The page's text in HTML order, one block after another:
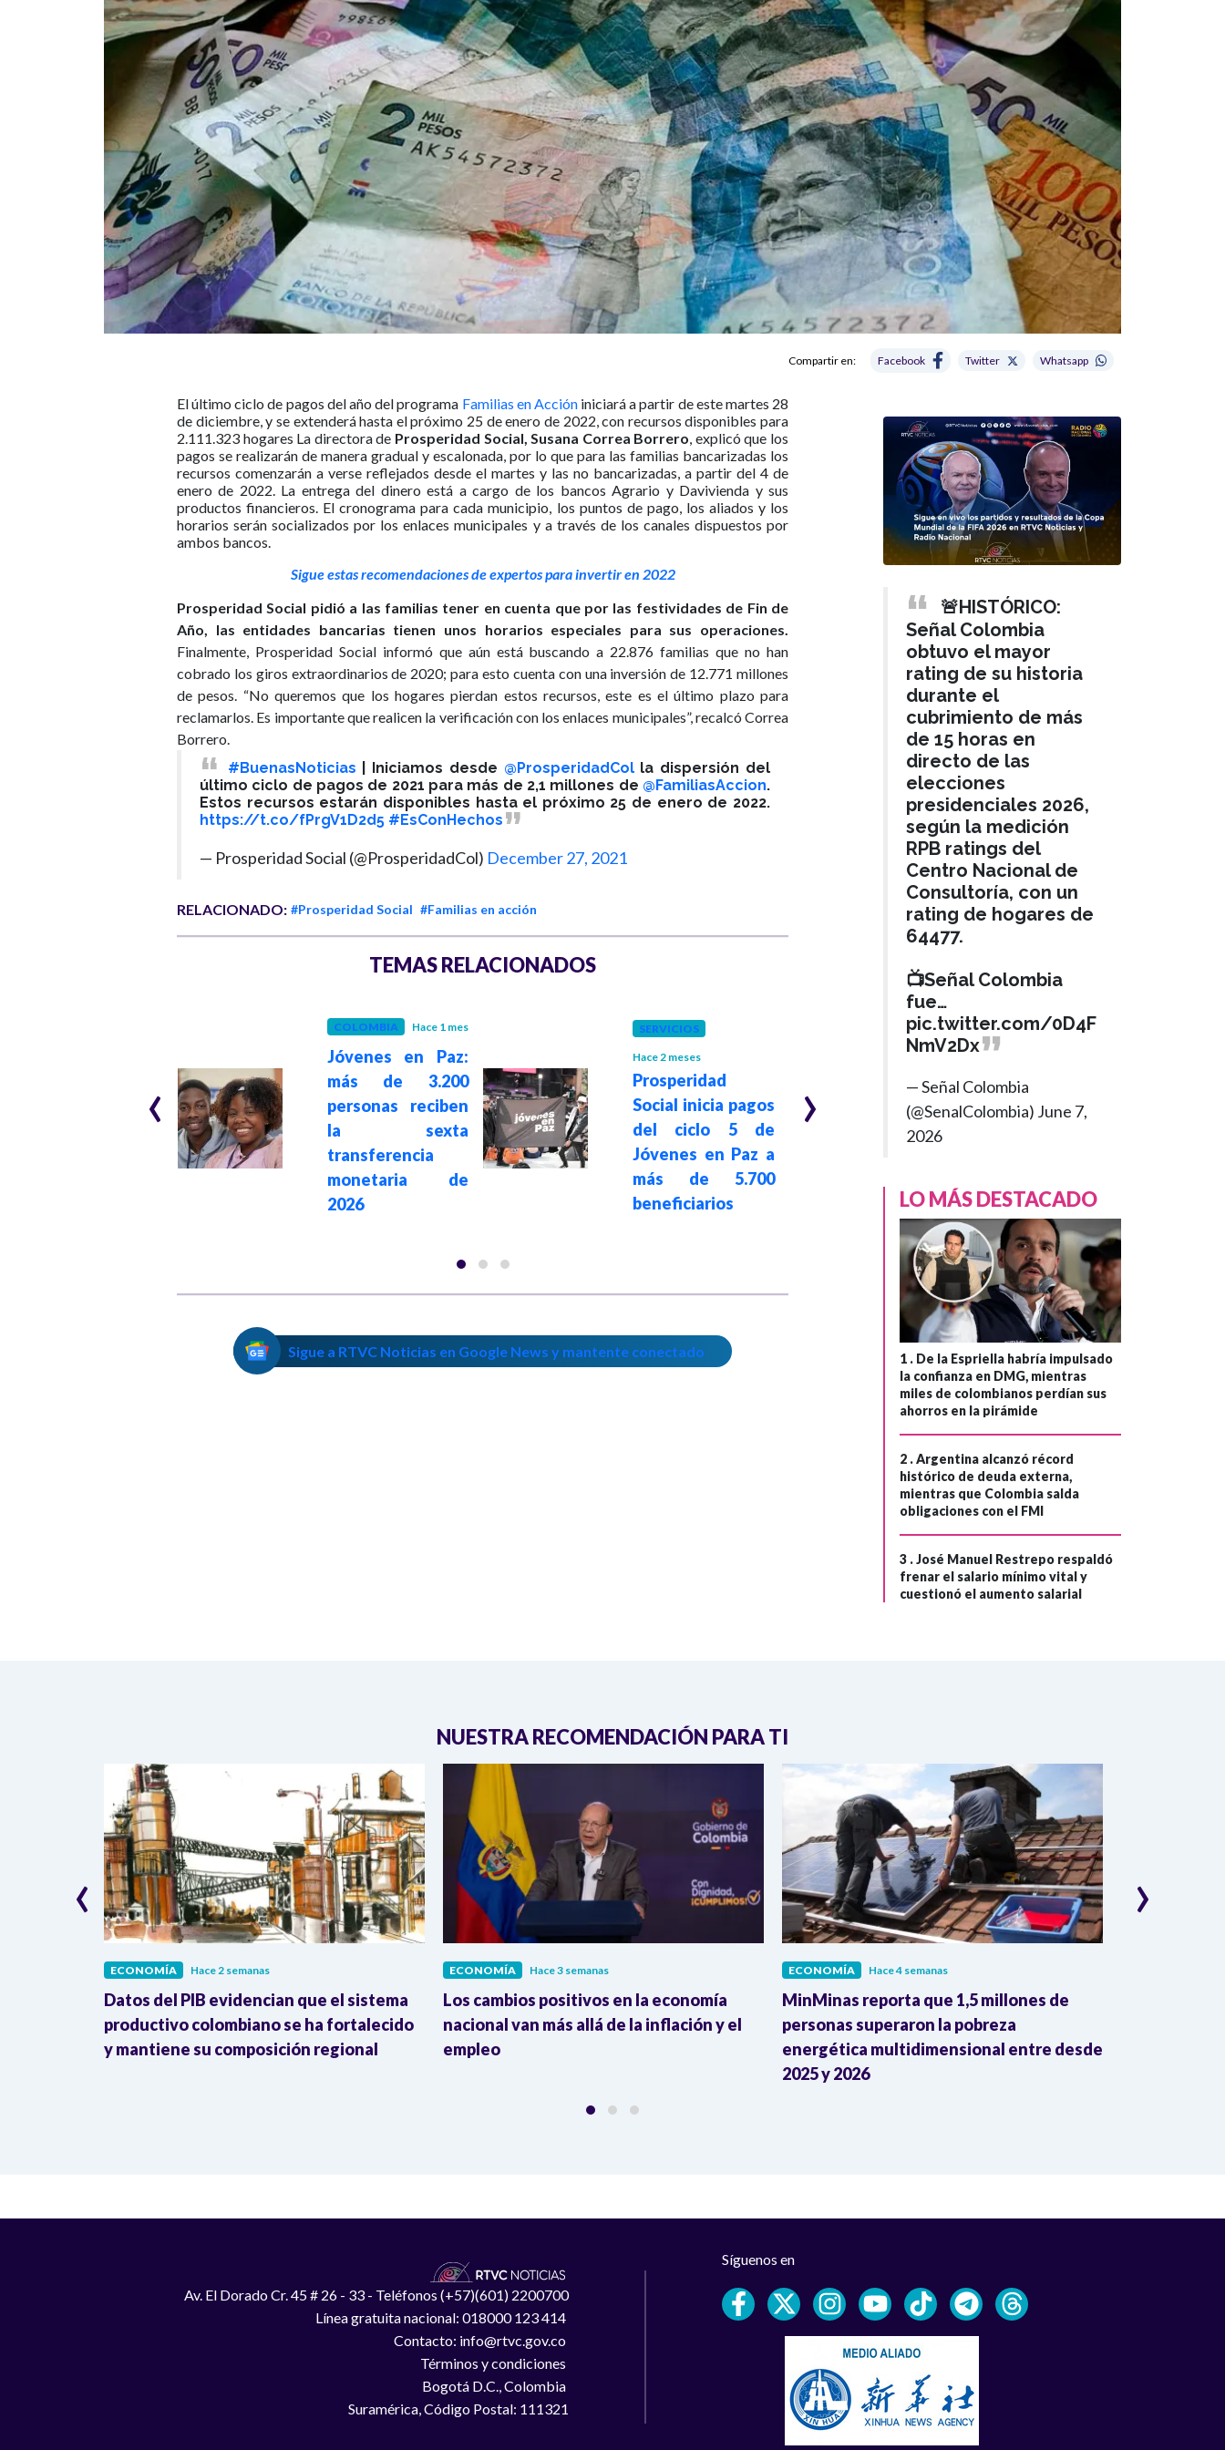
Compartir en: Facebook Twitter Whatsapp
El último ciclo de pagos del año del programa Familias en Accióniniciará a partir de este martes 28
de diciembre, y se extenderá hasta el próximo 25 de enero de 2022, con recursos disponibles para
2.111.323 hogares La directora de Prosperidad Social, Susana Correa Borrero, explicó que los
pagos se realizarán de manera gradual y escalonada, por lo que para las familias bancarizadas los
recursos comenzarán a verse reflejados desde el martes y las no bancarizadas, a partir del 4 de
enero de 2022. La entrega del dinero está a cargo de los bancos Agrario y Davivienda y sus
productos financieros. El cronograma para cada municipio, los puntos de pago, los aliados y los
horarios serán socializados por los enlaces municipales y a través de los canales dispuestos por
ambos bancos.
Sigue estas recomendaciones de expertos para invertir en 2022
Prosperidad Social pidió a las familias tener en cuenta que por las festividades de Fin de
Año, las entidades bancarias tienen unos horarios especiales para sus operaciones.
Finalmente, Prosperidad Social informó que aún está buscando a 22.876 familias que no han
cobrado los giros extraordinarios de 2020; para esto cuenta con una inversión de 12.771 millones
de pesos. “No queremos que los hogares pierdan estos recursos, este es el último plazo para
reclamarlos. Es importante que realicen la verificación con los enlaces municipales”, recalcó Correa
Borrero.
#BuenasNoticias | Iniciamos desde @ProsperidadColla dispersión del
último ciclo de pagos de 2021 para más de 2,1 millones de @FamiliasAccion.
Estos recursos estarán disponibles hasta el próximo 25 de enero de 2022.
https://t.co/fPrgV1D2d5 #EsConHechos
— Prosperidad Social (@ProsperidadCol) December 27, 2021
RELACIONADO: #Prosperidad Social #Familias en acción
TEMAS RELACIONADOS
Social anuncia
COLOMBIA Hace 1 mes
Jóvenes en Paz:
más de 3.200
personas reciben
la sexta
transferencia
monetaria de
2026
SERVICIOS
Hace 2 meses
Prosperidad
Social inicia pagos
del ciclo 5 de
Jóvenes en Paz a
más de 5.700
beneficiarios
POLÍTICA
Hace 3 meses
Presidente Petro
responde a Uribe
y asegura que su
Gobierno ya
con nuevos
subsidios
‹ ›
Sigue a RTVC Noticias en Google News y mantente conectado
🚨HISTÓRICO:
Señal Colombia
obtuvo el mayor
rating de su historia
durante el
cubrimiento de más
de 15 horas en
directo de las
elecciones
presidenciales 2026,
según la medición
RPB ratings del
Centro Nacional de
Consultoría, con un
rating de hogares de
64477.
📺Señal Colombia
fue…
pic.twitter.com/0D4F
NmV2Dx
— Señal Colombia
(@SenalColombia) June 7,
2026
LO MÁS DESTACADO
1 . De la Espriella habría impulsado
la confianza en DMG, mientras
miles de colombianos perdían sus
ahorros en la pirámide
2 .Argentina alcanzó récord
histórico de deuda externa,
mientras que Colombia salda
obligaciones con el FMI
3 .José Manuel Restrepo respaldó
frenar el salario mínimo vital y
cuestionó el aumento salarial
NUESTRA RECOMENDACIÓN PARA TI
ECONOMÍA Hace 2 semanas
Datos del PIB evidencian que el sistema
productivo colombiano se ha fortalecido
y mantiene su composición regional
ECONOMÍA Hace 3 semanas
Los cambios positivos en la economía
nacional van más allá de la inflación y el
empleo
ECONOMÍA Hace 4 semanas
MinMinas reporta que 1,5 millones de
personas superaron la pobreza
energética multidimensional entre desde
2025 y 2026
‹ ›
Av. El Dorado Cr. 45 # 26 - 33 - Teléfonos (+57)(601) 2200700
Línea gratuita nacional: 018000 123 414
Contacto: info@rtvc.gov.co
Términos y condiciones
Bogotá D.C., Colombia
Suramérica, Código Postal: 111321
Síguenos en